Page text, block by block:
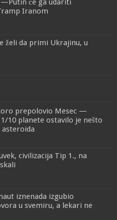
Iranom
želi da primi Ukrajinu, u
prepolovio Mesec —
10 planete ostavilo je nešto
asteroida
civilizacija Tip 1., na
iznenada izgubio
u svemiru, a lekari ne